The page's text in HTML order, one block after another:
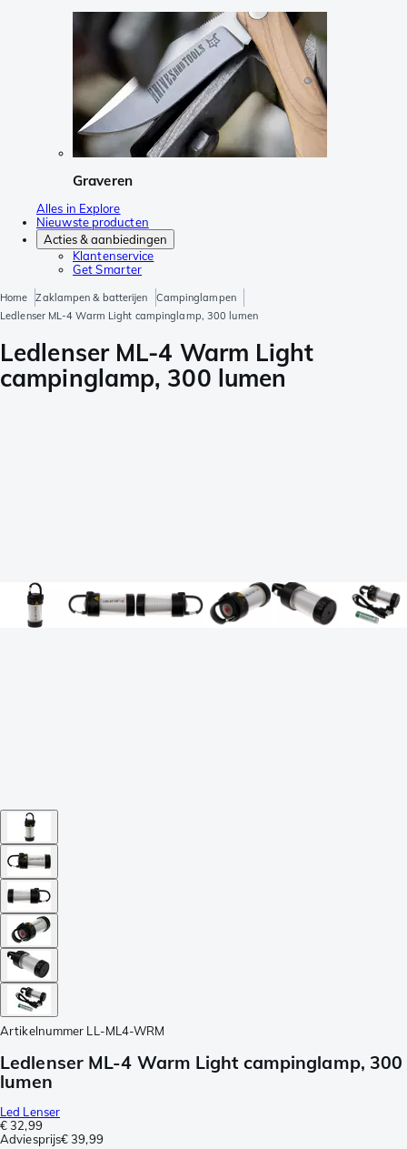
Graveren
Alles in Explore
Nieuwste producten
Acties & aanbiedingen
Klantenservice
Get Smarter
Home Zaklampen & batterijen
Campinglampen
Ledlenser ML-4 Warm Light campinglamp, 300 lumen
Ledlenser ML-4 Warm Light
campinglamp, 300 lumen
Artikelnummer LL-ML4-WRM
Ledlenser ML-4 Warm Light campinglamp, 300
lumen
Led Lenser
€ 32,99
Adviesprijs€ 39,99